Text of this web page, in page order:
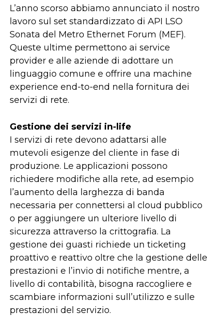
L’anno scorso abbiamo annunciato il nostro
lavoro sul set standardizzato di API LSO
Sonata del Metro Ethernet Forum (MEF).
Queste ultime permettono ai service
provider e alle aziende di adottare un
linguaggio comune e offrire una machine
experience end-to-end nella fornitura dei
servizi di rete.
Gestione dei servizi in-life
I servizi di rete devono adattarsi alle
mutevoli esigenze del cliente in fase di
produzione. Le applicazioni possono
richiedere modifiche alla rete, ad esempio
l’aumento della larghezza di banda
necessaria per connettersi al cloud pubblico
o per aggiungere un ulteriore livello di
sicurezza attraverso la crittografia. La
gestione dei guasti richiede un ticketing
proattivo e reattivo oltre che la gestione delle
prestazioni e l’invio di notifiche mentre, a
livello di contabilità, bisogna raccogliere e
scambiare informazioni sull’utilizzo e sulle
prestazioni del servizio.